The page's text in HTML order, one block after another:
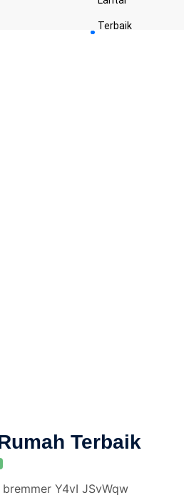
Terbaik
Terbaik